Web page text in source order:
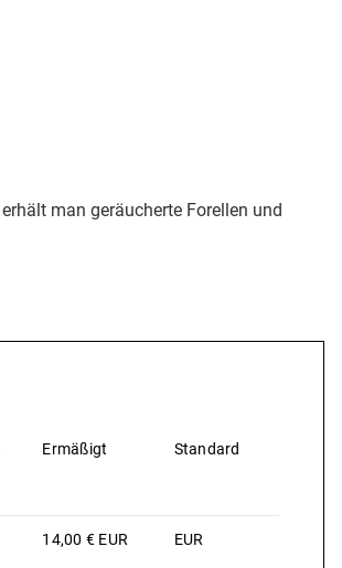
man geräucherte Forellen und
Ermäßigt Standard
14,00 € EUR EUR